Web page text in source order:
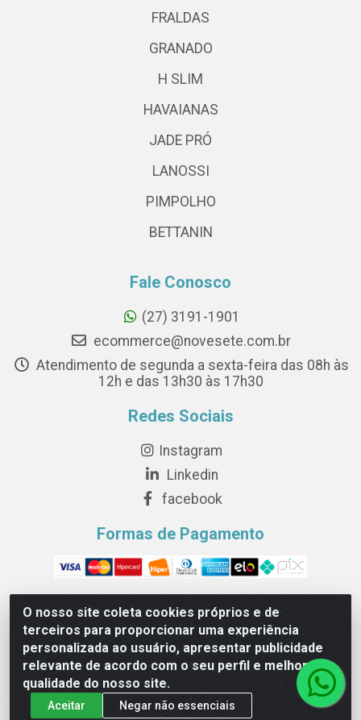
O nosso site coleta cookies próprios e de
terceiros para proporcionar uma experiência
personalizada ao usuário, apresentar publicidade
relevante de acordo com o seu perfil e melhorar a
qualidade do nosso site.
Aceitar Negar não essenciais
FRALDAS
GRANADO
H SLIM
HAVAIANAS
JADE PRÓ
LANOSSI
PIMPOLHO
BETTANIN
Fale Conosco
(27) 3191-1901
ecommerce@novesete.com.br
Atendimento de segunda a sexta-feira das 08h às
12h e das 13h30 às 17h30
Redes Sociais
Instagram
Linkedin
facebook
Formas de Pagamento
Novesete Distribuidora LTDA - Avenida Setecentos, S/N,
Terminal Intermodal da Serra, Serra/ES - CEP 29161-414 -
CNPJ 29.479.604/0001-44